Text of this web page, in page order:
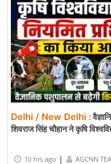
Delhi / New Delhi :
शिवराज सिंह चौहान ने कृषि
10 hrs ago | AGCNN